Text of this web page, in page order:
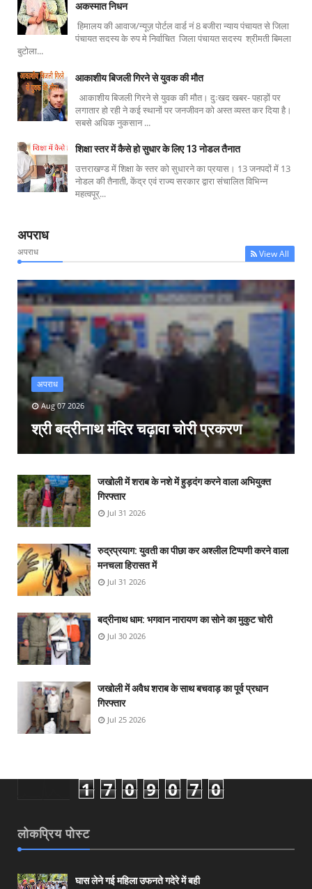
अकस्मात निधन
हिमालय की आवाज/न्यूज़ पोर्टल वार्ड नं 8 बजीरा न्याय पंचायत से जिला
पंचायत सदस्य के रुप मे निर्वाचित जिला पंचायत सदस्य श्रीमती बिमला
बुटोला...
आकाशीय बिजली गिरने से युवक की मौत
आकाशीय बिजली गिरने से युवक की मौत। दुःखद खबर- पहाड़ों पर
लगातार हो रही ने कई स्थानों पर जनजीवन को अस्त व्यस्त कर दिया है।
सबसे अधिक नुकसान ...
शिक्षा स्तर में कैसे हो सुधार के लिए 13 नोडल तैनात
उत्तराखण्ड में शिक्षा के स्तर को सुधारने का प्रयास। 13 जनपदों में 13
नोडल की तैनाती, केंद्र एवं राज्य सरकार द्वारा संचालित विभिन्न
महत्वपूर्...
अपराध
अपराध View All
अपराध
Aug 07 2026
श्री बद्रीनाथ मंदिर चढ़ावा चोरी प्रकरण
जखोली में शराब के नशे में हुड़दंग करने वाला अभियुक्त
गिरफ्तार
Jul 31 2026
रुद्रप्रयाग: युवती का पीछा कर अश्लील टिप्पणी करने वाला
मनचला हिरासत में
Jul 31 2026
बद्रीनाथ धाम: भगवान नारायण का सोने का मुकुट चोरी
Jul 30 2026
जखोली में अवैध शराब के साथ बचवाड़ का पूर्व प्रधान
गिरफ्तार
Jul 25 2026
1 7 0 9 0 7 0
लोकप्रिय पोस्ट
घास लेने गई महिला उफनते गदेरे में बही